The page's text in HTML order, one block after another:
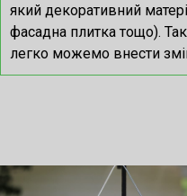
який декоративний
фасадна плитка тощо).
легко можемо внести